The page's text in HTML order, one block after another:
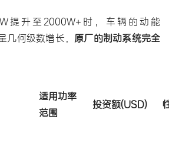
提升至2000W+时，车辆的动能
何级数增长， 原厂的制动系统完全
适用功率
范围
投资额(USD)